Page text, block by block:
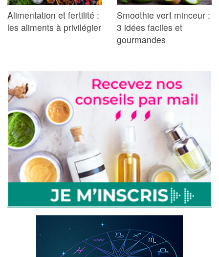
Alimentation et fertilité :
les aliments à privilégier
Smoothie vert minceur :
3 idées faciles et
gourmandes